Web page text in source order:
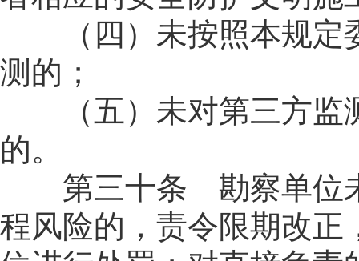
（四）未按照本规定
测的；
（五）未对第三方监
的。
第三十条 勘察单位未
程风险的，责令限期改